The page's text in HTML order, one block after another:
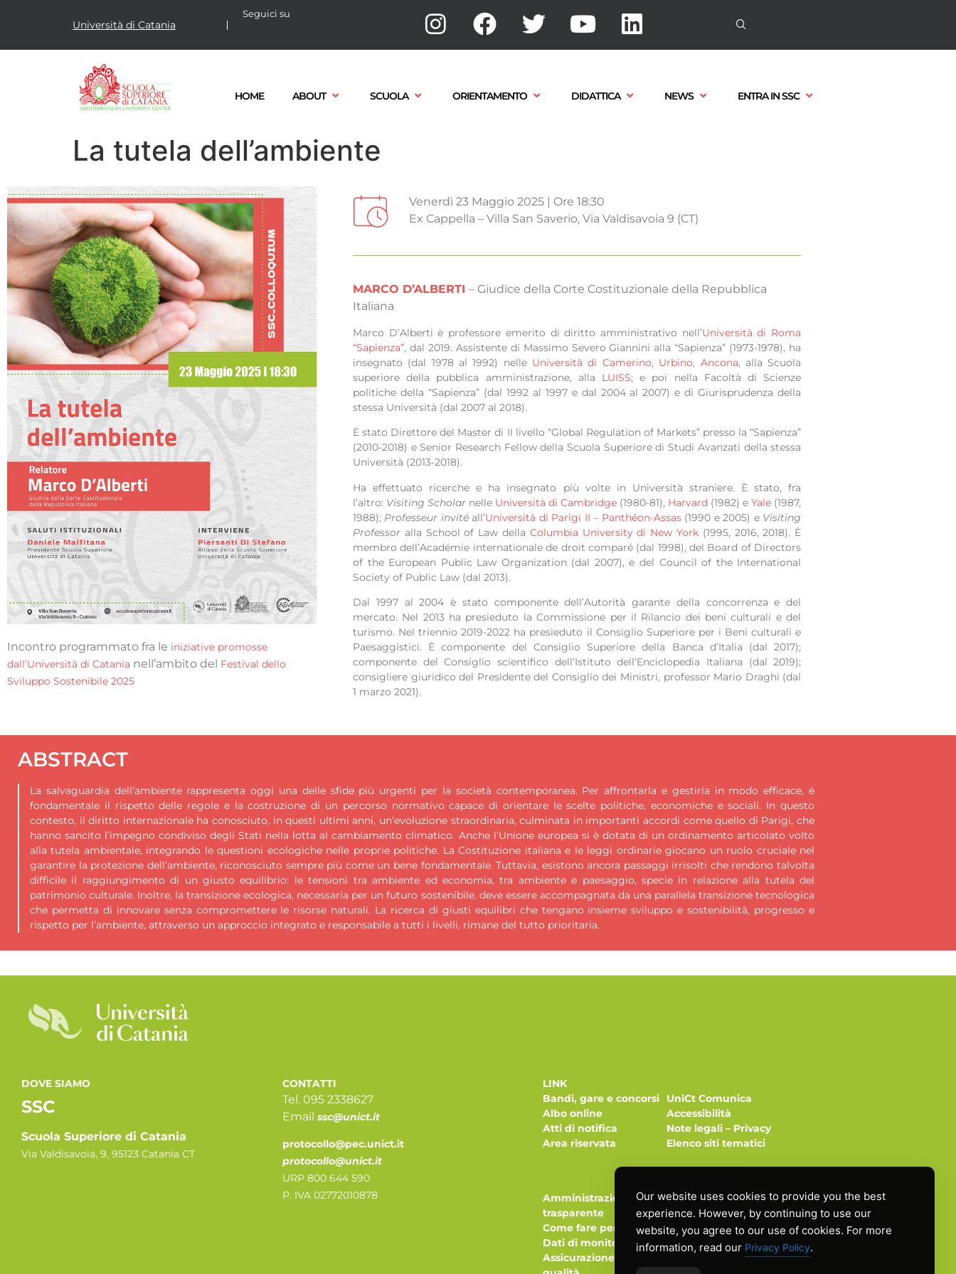
Università di Catania
Seguici su
HOME ABOUT SCUOLA ORIENTAMENTO DIDATTICA NEWS ENTRA IN SSC
La tutela dell’ambiente
Incontro programmato fra le iniziative promosse
dall’Università di Catania nell’ambito del Festival dello
Sviluppo Sostenibile 2025
Venerdì 23 Maggio 2025 | Ore 18:30
Ex Cappella – Villa San Saverio, Via Valdisavoia 9 (CT)
MARCO D’ALBERTI – Giudice della Corte Costituzionale della Repubblica
Italiana
Marco D’Alberti è professore emerito di diritto amministrativo nell’Università di Roma
“Sapienza”, dal 2019. Assistente di Massimo Severo Giannini alla “Sapienza” (1973-1978), ha
insegnato (dal 1978 al 1992) nelle Università di Camerino, Urbino, Ancona, alla Scuola
superiore della pubblica amministrazione, alla LUISS; e poi nella Facoltà di Scienze
politiche della “Sapienza” (dal 1992 al 1997 e dal 2004 al 2007) e di Giurisprudenza della
stessa Università (dal 2007 al 2018).
È stato Direttore del Master di II livello “Global Regulation of Markets” presso la “Sapienza”
(2010-2018) e Senior Research Fellow della Scuola Superiore di Studi Avanzati della stessa
Università (2013-2018).
Ha effettuato ricerche e ha insegnato più volte in Università straniere. È stato, fra
l’altro: Visiting Scholar nelle Università di Cambridge (1980-81), Harvard (1982) eYale (1987,
1988); Professeur invitéall’Università di Parigi II – Panthéon-Assas(1990 e 2005) e Visiting
Professor alla School of Law della Columbia University di New York (1995, 2016, 2018). È
membro dell’Académie internationale de droit comparé (dal 1998), del Board of Directors
of the European Public Law Organization (dal 2007), e del Council of the International
Society of Public Law (dal 2013).
Dal 1997 al 2004 è stato componente dell’Autorità garante della concorrenza e del
mercato. Nel 2013 ha presieduto la Commissione per il Rilancio dei beni culturali e del
turismo. Nel triennio 2019-2022 ha presieduto il Consiglio Superiore per i Beni culturali e
Paesaggistici. È componente del Consiglio Superiore della Banca d’Italia (dal 2017);
componente del Consiglio scientifico dell’Istituto dell’Enciclopedia Italiana (dal 2019);
consigliere giuridico del Presidente del Consiglio dei Ministri, professor Mario Draghi (dal
1 marzo 2021).
ABSTRACT
La salvaguardia dell’ambiente rappresenta oggi una delle sfide più urgenti per la società contemporanea. Per affrontarla e gestirla in modo efficace, è
fondamentale il rispetto delle regole e la costruzione di un percorso normativo capace di orientare le scelte politiche, economiche e sociali. In questo
contesto, il diritto internazionale ha conosciuto, in questi ultimi anni, un’evoluzione straordinaria, culminata in importanti accordi come quello di Parigi, che
hanno sancito l’impegno condiviso degli Stati nella lotta al cambiamento climatico. Anche l’Unione europea si è dotata di un ordinamento articolato volto
alla tutela ambientale, integrando le questioni ecologiche nelle proprie politiche. La Costituzione italiana e le leggi ordinarie giocano un ruolo cruciale nel
garantire la protezione dell’ambiente, riconosciuto sempre più come un bene fondamentale. Tuttavia, esistono ancora passaggi irrisolti che rendono talvolta
difficile il raggiungimento di un giusto equilibrio: le tensioni tra ambiente ed economia, tra ambiente e paesaggio, specie in relazione alla tutela del
patrimonio culturale. Inoltre, la transizione ecologica, necessaria per un futuro sostenibile, deve essere accompagnata da una parallela transizione tecnologica
che permetta di innovare senza compromettere le risorse naturali. La ricerca di giusti equilibri che tengano insieme sviluppo e sostenibilità, progresso e
rispetto per l’ambiente, attraverso un approccio integrato e responsabile a tutti i livelli, rimane del tutto prioritaria.
DOVE SIAMO
SSC
Scuola Superiore di Catania
Via Valdisavoia, 9, 95123 Catania CT
CONTATTI
Tel. 095 2338627
Email ssc@unict.it
protocollo@pec.unict.it
protocollo@unict.it
URP 800 644 590
P. IVA 02772010878
LINK
Bandi, gare e concorsi
Albo online
Atti di notifica
Area riservata
UniCt Comunica
Accessibilità
Note legali– Privacy
Elenco siti tematici
Amministrazione
trasparente
Come fare per
Dati di monitoraggio
Assicurazione della
Our website uses cookies to provide you the best
experience. However, by continuing to use our
website, you agree to our use of cookies. For more
information, read our Privacy Policy.